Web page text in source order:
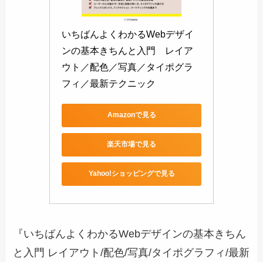
いちばんよくわかるWebデザイ
ンの基本きちんと入門　レイア
ウト／配色／写真／タイポグラ
フィ／最新テクニック
Amazonで見る
楽天市場で見る
Yahoo!ショッピングで見る
『いちばんよくわかるWebデザインの基本きちん
と入門 レイアウト/配色/写真/タイポグラフィ/最新